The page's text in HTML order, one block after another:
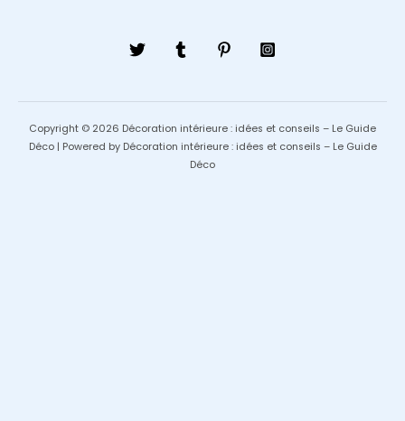
Copyright © 2026 Décoration intérieure : idées et conseils – Le Guide
Déco | Powered by Décoration intérieure : idées et conseils – Le Guide
Déco